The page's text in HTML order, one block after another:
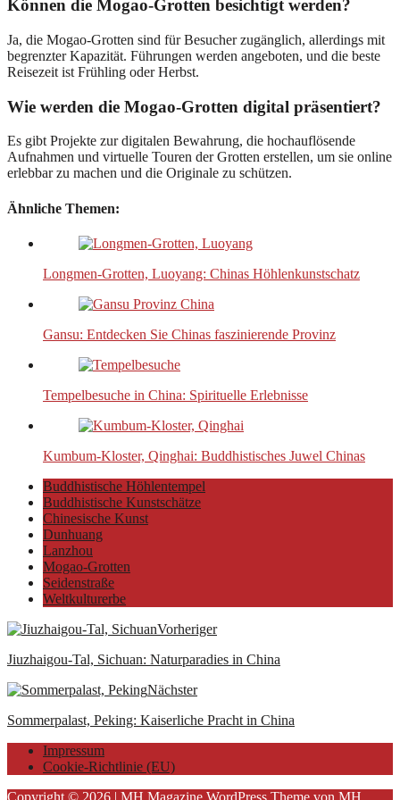
Können die Mogao-Grotten besichtigt werden?
Ja, die Mogao-Grotten sind für Besucher zugänglich, allerdings mit
begrenzter Kapazität. Führungen werden angeboten, und die beste
Reisezeit ist Frühling oder Herbst.
Wie werden die Mogao-Grotten digital präsentiert?
Es gibt Projekte zur digitalen Bewahrung, die hochauflösende
Aufnahmen und virtuelle Touren der Grotten erstellen, um sie online
erlebbar zu machen und die Originale zu schützen.
Ähnliche Themen:
Longmen-Grotten, Luoyang: Chinas Höhlenkunstschatz
Gansu: Entdecken Sie Chinas faszinierende Provinz
Tempelbesuche in China: Spirituelle Erlebnisse
Kumbum-Kloster, Qinghai: Buddhistisches Juwel Chinas
Buddhistische Höhlentempel
Buddhistische Kunstschätze
Chinesische Kunst
Dunhuang
Lanzhou
Mogao-Grotten
Seidenstraße
Weltkulturerbe
Vorheriger
Jiuzhaigou-Tal, Sichuan: Naturparadies in China
Nächster
Sommerpalast, Peking: Kaiserliche Pracht in China
Impressum
Cookie-Richtlinie (EU)
Copyright © 2026 | MH Magazine WordPress Theme von MH